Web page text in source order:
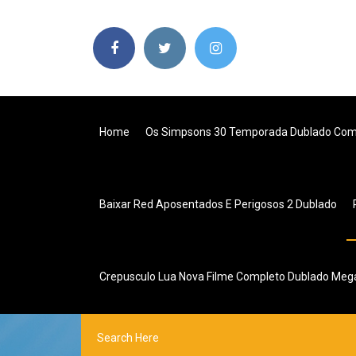
Home Os Simpsons 30 Temporada Dublado
Baixar Red Aposentados E Perigosos 2 Dublado
Crepusculo Lua Nova Filme Completo Dublado